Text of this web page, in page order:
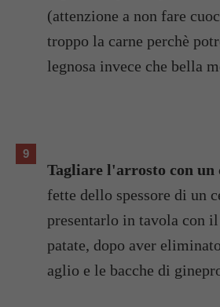
(attenzione a non fare
troppo la carne perchè
legnosa invece che bella
Tagliare l'arrosto con un
fette dello spessore di un
presentarlo in tavola con
patate, dopo aver
aglio e le bacche di